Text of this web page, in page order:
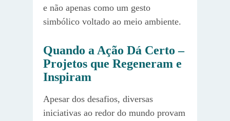
e não apenas como um gesto
simbólico voltado ao meio ambiente.
Quando a Ação Dá Certo –
Projetos que Regeneram e
Inspiram
Apesar dos desafios, diversas
iniciativas ao redor do mundo provam